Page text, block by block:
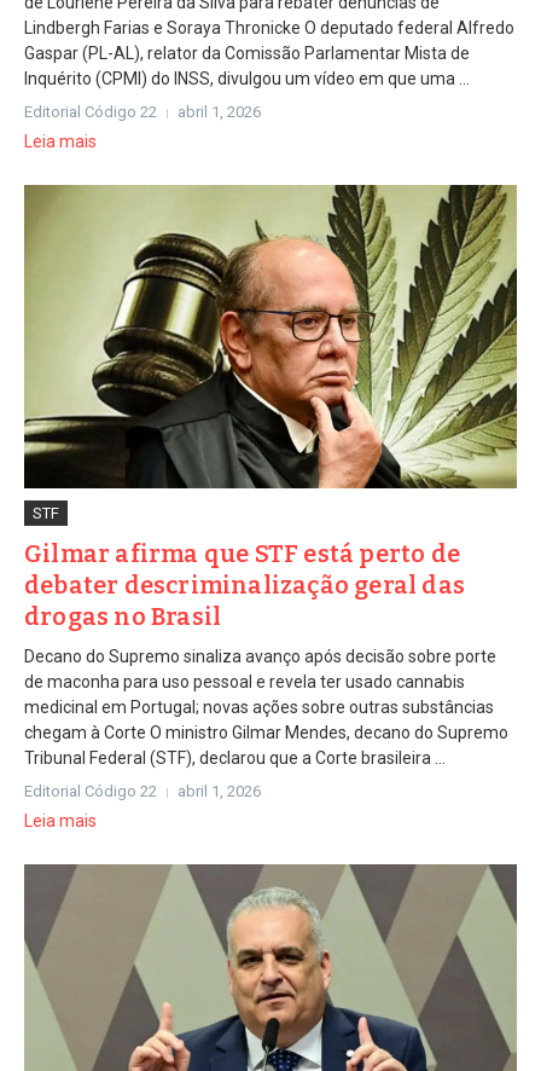
Lindbergh Farias e Soraya Thronicke O deputado federal Alfredo
Gaspar (PL-AL), relator da Comissão Parlamentar Mista de
Inquérito (CPMI) do INSS, divulgou um vídeo em que uma ...
Editorial Código 22 abril 1, 2026
Leia mais
STF
Gilmar afirma que STF está perto de
debater descriminalização geral das
drogas no Brasil
Decano do Supremo sinaliza avanço após decisão sobre porte
de maconha para uso pessoal e revela ter usado cannabis
medicinal em Portugal; novas ações sobre outras substâncias
chegam à Corte O ministro Gilmar Mendes, decano do Supremo
Tribunal Federal (STF), declarou que a Corte brasileira ...
Editorial Código 22 abril 1, 2026
Leia mais